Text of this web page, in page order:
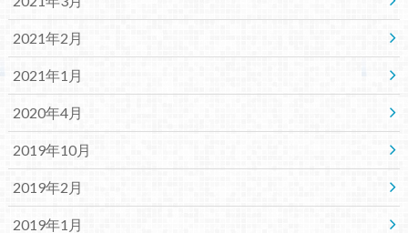
2021年2月
2021年1月
2020年4月
2019年10月
2019年2月
2019年1月